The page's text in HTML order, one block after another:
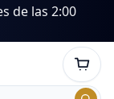
de las 2:00